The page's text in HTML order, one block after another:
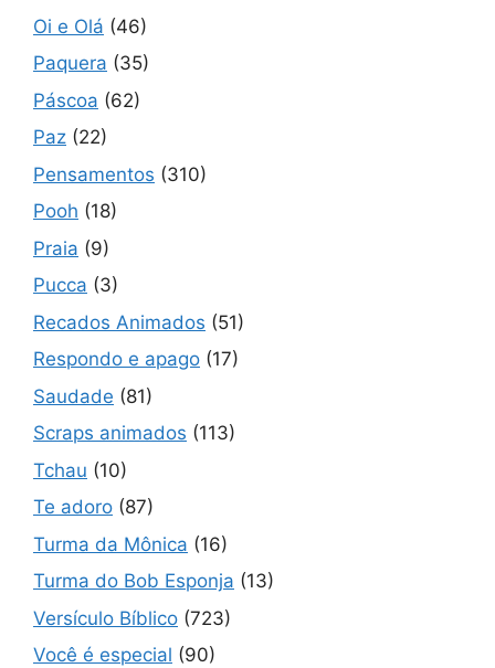
Oi e Olá (46)
Paquera (35)
Páscoa (62)
Paz (22)
Pensamentos (310)
Pooh (18)
Praia (9)
Pucca (3)
Recados Animados (51)
Respondo e apago (17)
Saudade (81)
Scraps animados (113)
Tchau (10)
Te adoro (87)
Turma da Mônica (16)
Turma do Bob Esponja (13)
Versículo Bíblico (723)
Você é especial (90)